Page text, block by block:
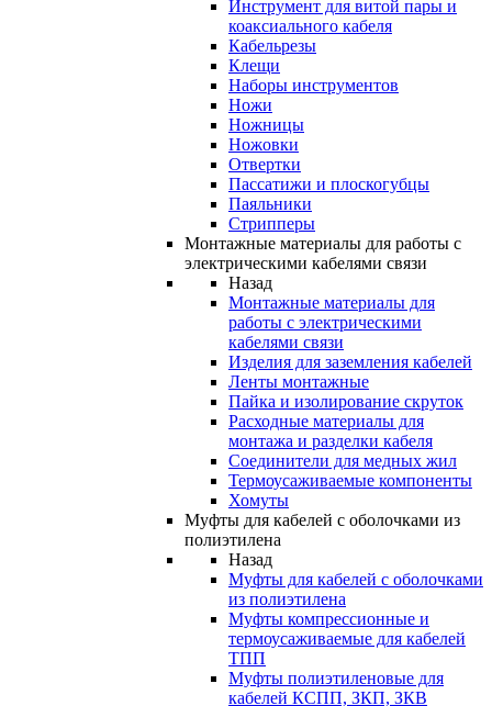
Инструмент для витой пары и
коаксиального кабеля
Кабельрезы
Клещи
Наборы инструментов
Ножи
Ножницы
Ножовки
Отвертки
Пассатижи и плоскогубцы
Паяльники
Стрипперы
Монтажные материалы для работы с
электрическими кабелями связи
Назад
Монтажные материалы для
работы с электрическими
кабелями связи
Изделия для заземления кабелей
Ленты монтажные
Пайка и изолирование скруток
Расходные материалы для
монтажа и разделки кабеля
Соединители для медных жил
Термоусаживаемые компоненты
Хомуты
Муфты для кабелей с оболочками из
полиэтилена
Назад
Муфты для кабелей с оболочками
из полиэтилена
Муфты компрессионные и
термоусаживаемые для кабелей
ТПП
Муфты полиэтиленовые для
кабелей КСПП, ЗКП, ЗКВ